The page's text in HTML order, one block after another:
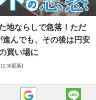
地ならしで急落！ ただ
進んでも、その後は円安
買い場に
更新]